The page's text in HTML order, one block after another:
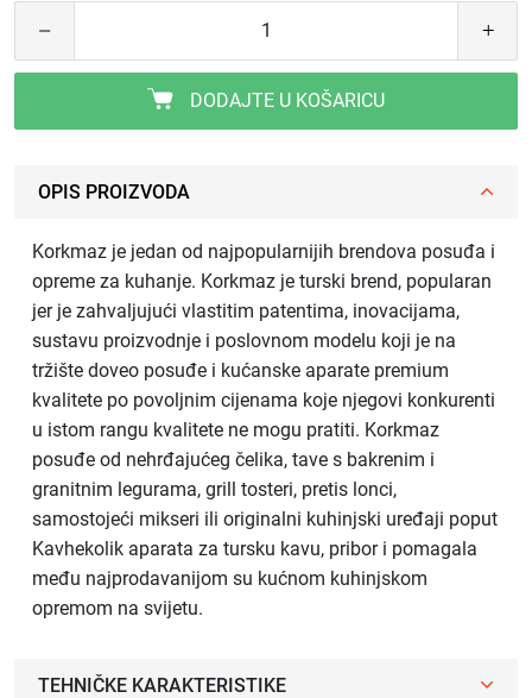
DODAJTE U KOŠARICU
OPIS PROIZVODA
Korkmaz je jedan od najpopularnijih brendova posuđa i
opreme za kuhanje. Korkmaz je turski brend, popularan
jer je zahvaljujući vlastitim patentima, inovacijama,
sustavu proizvodnje i poslovnom modelu koji je na
tržište doveo posuđe i kućanske aparate premium
kvalitete po povoljnim cijenama koje njegovi konkurenti
u istom rangu kvalitete ne mogu pratiti. Korkmaz
posuđe od nehrđajućeg čelika, tave s bakrenim i
granitnim legurama, grill tosteri, pretis lonci,
samostojeći mikseri ili originalni kuhinjski uređaji poput
Kavhekolik aparata za tursku kavu, pribor i pomagala
među najprodavanijom su kućnom kuhinjskom
opremom na svijetu.
TEHNIČKE KARAKTERISTIKE